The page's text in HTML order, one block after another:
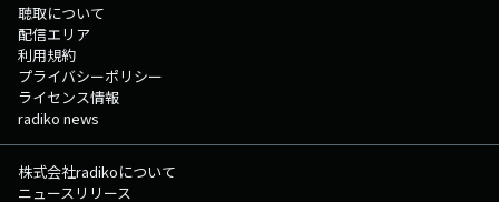
聴取について
配信エリア
利用規約
プライバシーポリシー
ライセンス情報
radiko news
株式会社radikoについて
ニュースリリース